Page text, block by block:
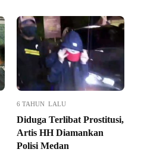
6 TAHUN LALU
Diduga Terlibat Prostitusi,
Artis HH Diamankan
Polisi Medan